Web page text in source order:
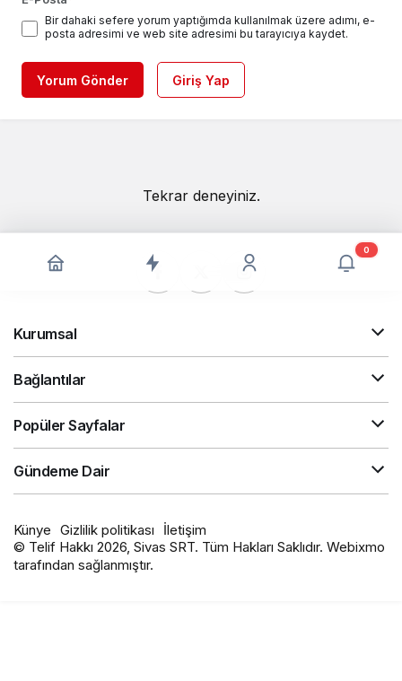
Bir dahaki sefere yorum yaptığımda kullanılmak üzere adımı, e-
posta adresimi ve web site adresimi bu tarayıcıya kaydet.
Yorum Gönder Giriş Yap
Tekrar deneyiniz.
0
Kurumsal
Bağlantılar
Popüler Sayfalar
Gündeme Dair
Künye Gizlilik politikası
İletişim
© Telif Hakkı 2026, Sivas SRT. Tüm Hakları Saklıdır. Webixmo
tarafından sağlanmıştır.